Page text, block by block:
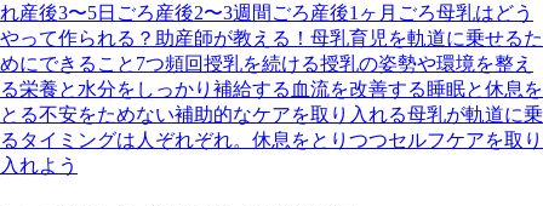
れ産後3〜5日ごろ産後2〜3週間ごろ産後1ヶ月ごろ母乳はどう
やって作られる？ 助産師が教える！母乳育児を軌道に乗せるた
めにできること7つ頻回授乳を続ける授乳の姿勢や環境を整え
る栄養と水分をしっかり補給する 血流を改善する睡眠と休息を
とる不安をためない補助的なケアを取り入れる母乳が軌道に乗
るタイミングは人ぞれぞれ。休息をとりつつセルフケアを取り
入れよう